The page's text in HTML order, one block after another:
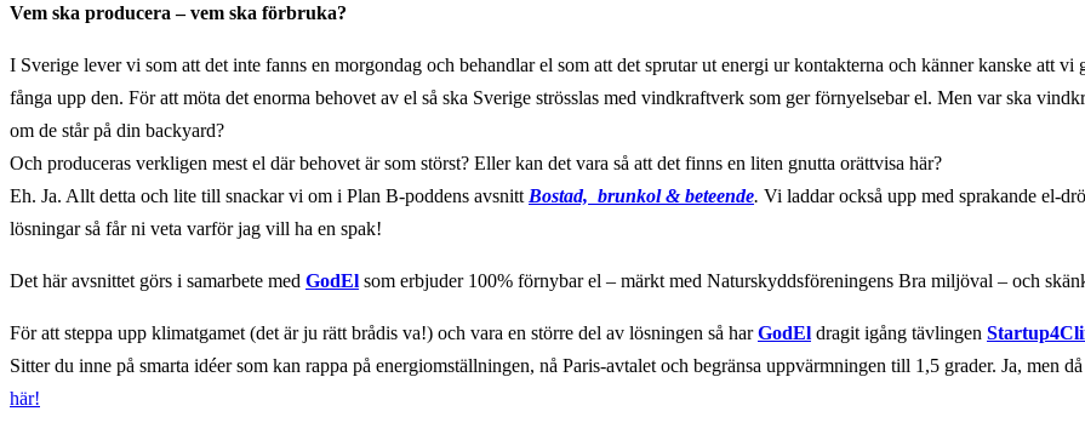
Vem ska producera – vem ska förbruka?
I Sverige lever vi som att det inte fanns en morgondag och behandlar el som att det sprutar ut energi ur kontakterna och känner kanske att vi
fånga upp den. För att möta det enorma behovet av el så ska Sverige strösslas med vindkraftverk som ger förnyelsebar el. Men var ska
om de står på din backyard?
Och produceras verkligen mest el där behovet är som störst? Eller kan det vara så att det finns en liten gnutta orättvisa här?
Eh. Ja. Allt detta och lite till snackar vi om i Plan B-poddens avsnitt Bostad, brunkol & beteende. Vi laddar också upp med sprakande el-
lösningar så får ni veta varför jag vill ha en spak!
Det här avsnittet görs i samarbete med GodEl som erbjuder 100% förnybar el – märkt med Naturskyddsföreningens Bra miljöval – och
För att steppa upp klimatgamet (det är ju rätt brådis va!) och vara en större del av lösningen så harGodEl dragit igång tävlingen
Sitter du inne på smarta idéer som kan rappa på energiomställningen, nå Paris-avtalet och begränsa uppvärmningen till 1,5 grader. Ja, men
här!